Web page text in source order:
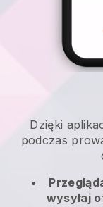
Dzięki
podczas
wysyłaj